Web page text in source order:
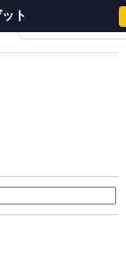
会員登録・ログイ
ト
ン ドラム